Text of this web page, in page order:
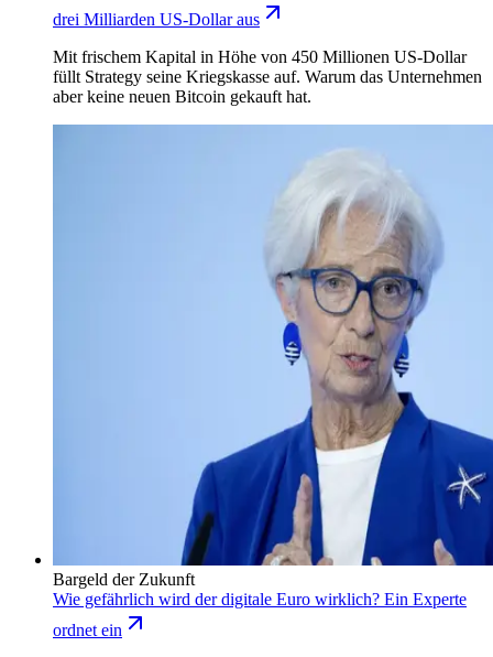
drei Milliarden US-Dollar aus
Mit frischem Kapital in Höhe von 450 Millionen US-Dollar
füllt Strategy seine Kriegskasse auf. Warum das Unternehmen
aber keine neuen Bitcoin gekauft hat.
Bargeld der Zukunft
Wie gefährlich wird der digitale Euro wirklich? Ein Experte
ordnet ein